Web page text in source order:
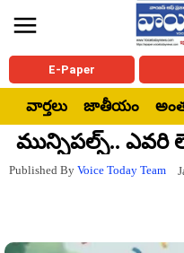
E-Paper
వార్తలు జాతీయం
మున్సిపల్స్.. ఎవరి
Published By Voice Today Team